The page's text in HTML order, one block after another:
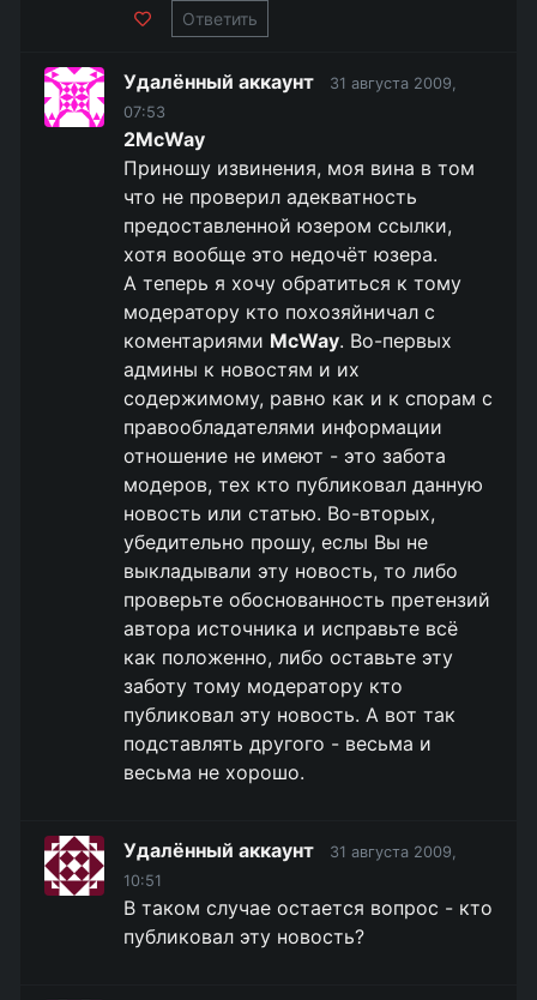
Ответить
Удалённый аккаунт
31 августа 2009,
07:53
2McWay
Приношу извинения, моя вина в том
что не проверил адекватность
предоставленной юзером ссылки,
хотя вообще это недочёт юзера.
А теперь я хочу обратиться к тому
модератору кто похозяйничал с
коментариями McWay. Во-первых
админы к новостям и их
содержимому, равно как и к спорам с
правообладателями информации
отношение не имеют - это забота
модеров, тех кто публиковал данную
новость или статью. Во-вторых,
убедительно прошу, еслы Вы не
выкладывали эту новость, то либо
проверьте обоснованность претензий
автора источника и исправьте всё
как положенно, либо оставьте эту
заботу тому модератору кто
публиковал эту новость. А вот так
подставлять другого - весьма и
весьма не хорошо.
Удалённый аккаунт
31 августа 2009,
10:51
В таком случае остается вопрос - кто
публиковал эту новость?